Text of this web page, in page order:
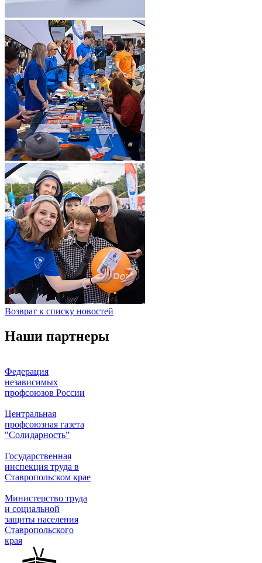
Возврат к списку новостей
Наши партнеры
Федерация
независимых
профсоюзов России
Центральная
профсоюзная газета
"Солидарность”
Государственная
инспекция труда в
Ставропольском крае
Министерство труда
и социальной
защиты населения
Ставропольского
края